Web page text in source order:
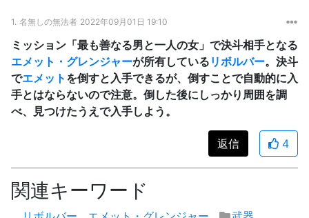
1. 名無しの無法者 2022年09月01日 19:10
ミッション「最も善なる男と一人の女」で決斗相手となる
エメット・グレンジャーが所有している リボルバー。決斗
でエメット を倒すと入手できるが、倒すことで自動的に入
手とはならないので注意。倒した後にしっかり周囲を調
べ、見つけたうえで入手しよう。
返信 4
関連キーワード